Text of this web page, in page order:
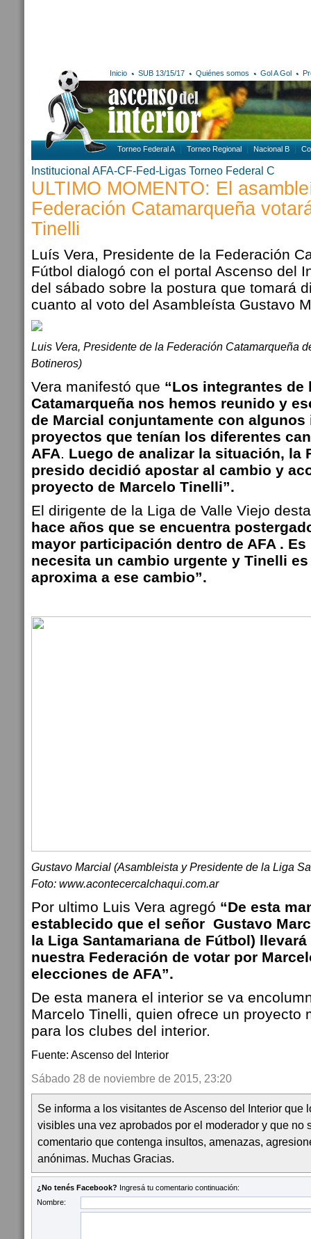
Inicio SUB 13/15/17 Quiénes somos Gol A Gol
Torneo Federal A Torneo Regional Nacional B
Institucional AFA-CF-Fed-Ligas Torneo Federal C
ULTIMO MOMENTO: El
Federación Catamarqueña
Tinelli
Luís Vera, Presidente de la Federación
Fútbol dialogó con el portal Ascenso del
del sábado sobre la postura que tomará
cuanto al voto del Asambleísta Gustavo
Luis Vera, Presidente de la Federación Catamarqueña
Botineros)
Vera manifestó que “Los integrantes de
Catamarqueña nos hemos reunido y
de Marcial conjuntamente con
proyectos que tenían los diferentes
AFA. Luego de analizar la situación, la
presido decidió apostar al cambio y
proyecto de Marcelo Tinelli”.
El dirigente de la Liga de Valle Viejo
hace años que se encuentra
mayor participación dentro de AFA .
necesita un cambio urgente y Tinelli
aproxima a ese cambio”.
Gustavo Marcial (Asambleista y Presidente de la Liga
Foto: www.acontecercalchaqui.com.ar
Por ultimo Luis Vera agregó “De esta
establecido que el señor Gustavo
la Liga Santamariana de Fútbol)
nuestra Federación de votar por
elecciones de AFA”.
De esta manera el interior se va
Marcelo Tinelli, quien ofrece un proyecto
para los clubes del interior.
Fuente: Ascenso del Interior
Sábado 28 de noviembre de 2015, 23:20
Se informa a los visitantes de Ascenso del Interior que
visibles una vez aprobados por el moderador y que no
comentario que contenga insultos, amenazas,
anónimas. Muchas Gracias.
¿No tenés Facebook? Ingresá tu comentario continuación:
Nombre: